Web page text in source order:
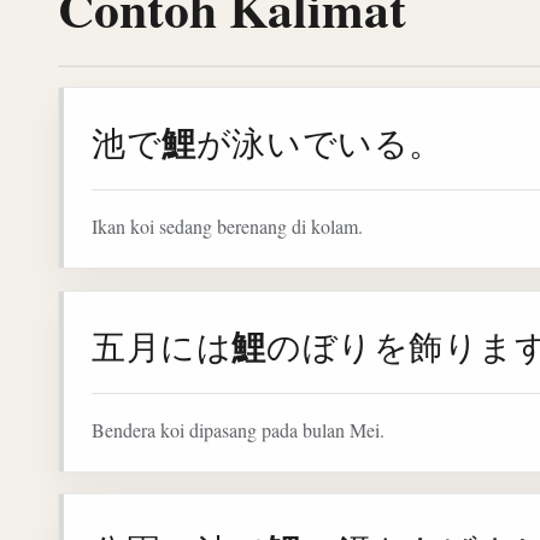
池で鯉が泳いでいる。
Ikan koi sedang berenang di kolam.
五月には鯉のぼりを飾りま
Bendera koi dipasang pada bulan Mei.